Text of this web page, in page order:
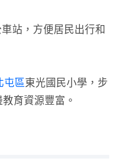
站，方便居民出行和
屯區東光國民小學，步
育資源豐富。